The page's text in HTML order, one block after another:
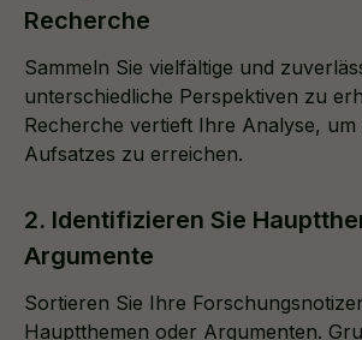
Recherche
Sammeln Sie vielfältige und
unterschiedliche Perspektiven zu
Recherche vertieft Ihre Analyse, um
Aufsatzes zu erreichen.
2. Identifizieren Sie
Argumente
Sortieren Sie Ihre
Hauptthemen oder Argumenten.